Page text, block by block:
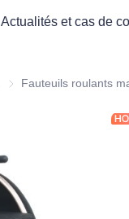
Actualités et cas de
Électronique et
Fauteuils roulants